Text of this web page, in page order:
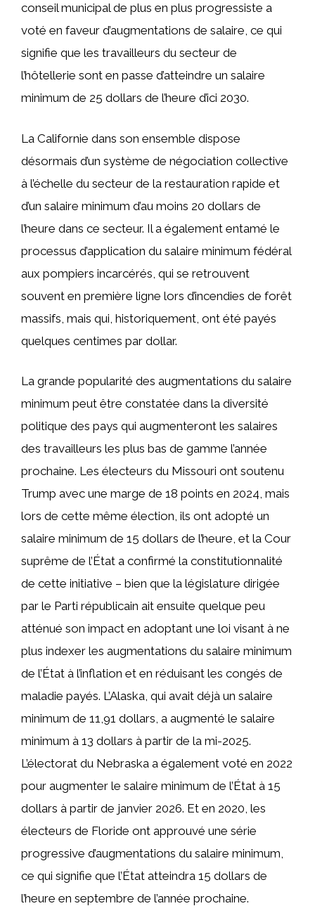
conseil municipal de plus en plus progressiste a
voté en faveur d’augmentations de salaire, ce qui
signifie que les travailleurs du secteur de
l’hôtellerie sont en passe d’atteindre un salaire
minimum de 25 dollars de l’heure d’ici 2030.
La Californie dans son ensemble dispose
désormais d’un système de négociation collective
à l’échelle du secteur de la restauration rapide et
d’un salaire minimum d’au moins 20 dollars de
l’heure dans ce secteur. Il a également entamé le
processus d’application du salaire minimum fédéral
aux pompiers incarcérés, qui se retrouvent
souvent en première ligne lors d’incendies de forêt
massifs, mais qui, historiquement, ont été payés
quelques centimes par dollar.
La grande popularité des augmentations du salaire
minimum peut être constatée dans la diversité
politique des pays qui augmenteront les salaires
des travailleurs les plus bas de gamme l’année
prochaine. Les électeurs du Missouri ont soutenu
Trump avec une marge de 18 points en 2024, mais
lors de cette même élection, ils ont adopté un
salaire minimum de 15 dollars de l’heure, et la Cour
suprême de l’État a confirmé la constitutionnalité
de cette initiative – bien que la législature dirigée
par le Parti républicain ait ensuite quelque peu
atténué son impact en adoptant une loi visant à ne
plus indexer les augmentations du salaire minimum
de l’État à l’inflation et en réduisant les congés de
maladie payés. L’Alaska, qui avait déjà un salaire
minimum de 11,91 dollars, a augmenté le salaire
minimum à 13 dollars à partir de la mi-2025.
L’électorat du Nebraska a également voté en 2022
pour augmenter le salaire minimum de l’État à 15
dollars à partir de janvier 2026. Et en 2020, les
électeurs de Floride ont approuvé une série
progressive d’augmentations du salaire minimum,
ce qui signifie que l’État atteindra 15 dollars de
l’heure en septembre de l’année prochaine.